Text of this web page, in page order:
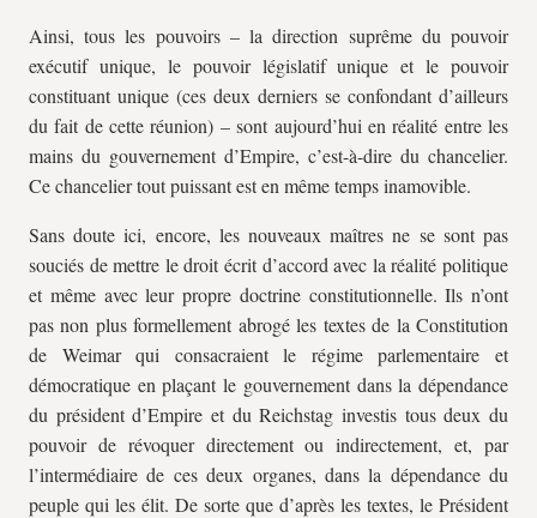
Ainsi, tous les pouvoirs – la direction suprême du pouvoir
exécutif unique, le pouvoir législatif unique et le pouvoir
constituant unique (ces deux derniers se confondant d’ailleurs
du fait de cette réunion) – sont aujourd’hui en réalité entre les
mains du gouvernement d’Empire, c’est-à-dire du chancelier.
Ce chancelier tout puissant est en même temps inamovible.
Sans doute ici, encore, les nouveaux maîtres ne se sont pas
souciés de mettre le droit écrit d’accord avec la réalité politique
et même avec leur propre doctrine constitutionnelle. Ils n’ont
pas non plus formellement abrogé les textes de la Constitution
de Weimar qui consacraient le régime parlementaire et
démocratique en plaçant le gouvernement dans la dépendance
du président d’Empire et du Reichstag investis tous deux du
pouvoir de révoquer directement ou indirectement, et, par
l’intermédiaire de ces deux organes, dans la dépendance du
peuple qui les élit. De sorte que d’après les textes, le Président